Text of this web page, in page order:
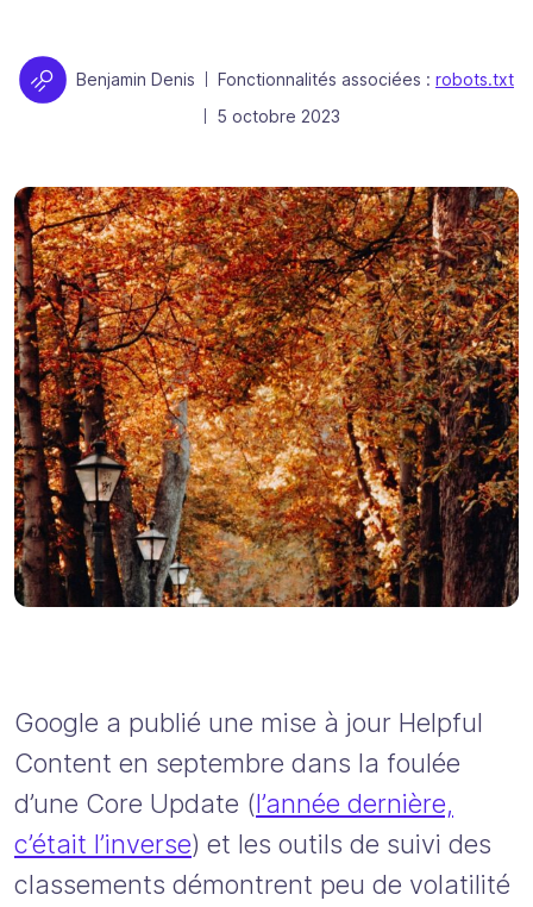
Auteur
Benjamin Denis Fonctionnalités associées : robots.txt
Publié le
5 octobre 2023
Google a publié une mise à jour Helpful
Content en septembre dans la foulée
d’une Core Update (l’année dernière,
c’était l’inverse) et les outils de suivi des
classements démontrent peu de volatilité